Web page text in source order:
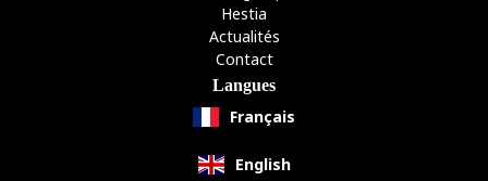
Hestia
Actualités
Contact
Langues
Français
English